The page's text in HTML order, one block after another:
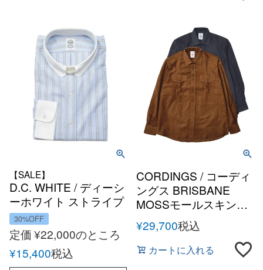
【SALE】
D.C. WHITE / ディーシ
ーホワイト ストライプ
オックスクレリックタ
ブカラーシャツ
30%OFF
定価¥22,000のところ
¥15,400税込
CORDINGS / コーディ
ングス BRISBANE
MOSSモールスキンオ
ーバーシャツ
¥29,700税込
カートに入れる